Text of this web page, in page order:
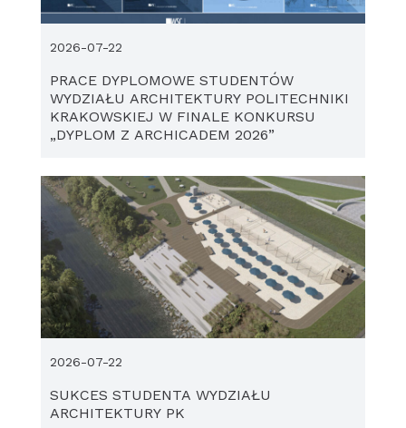
PRACE DYPLOMOWE STUDENTÓW
WYDZIAŁU ARCHITEKTURY POLITECHNIKI
KRAKOWSKIEJ W FINALE KONKURSU
„DYPLOM Z ARCHICADEM 2026”
2026-07-22
SUKCES STUDENTA WYDZIAŁU
ARCHITEKTURY PK
2026-07-22